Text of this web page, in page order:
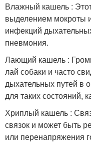
Влажный кашель :
выделением мокроты
инфекций
пневмония.
Лающий кашель :
лай собаки и часто
дыхательных путей в
для таких состояний,
Хриплый кашель :
связок и может быть
или перенапряжения